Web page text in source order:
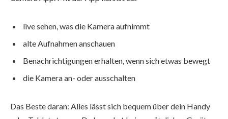
live sehen, was die Kamera aufnimmt
alte Aufnahmen anschauen
Benachrichtigungen erhalten, wenn sich etwas bewegt
die Kamera an- oder ausschalten
Das Beste daran: Alles lässt sich bequem über dein Handy